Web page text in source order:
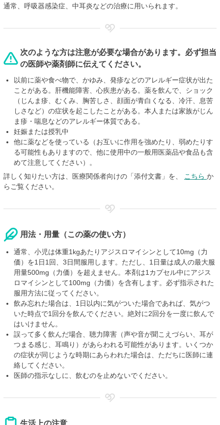
通常、呼吸器感染症、中耳炎などの治療に用いられます。
次のような方は注意が必要な場合があります。必ず担当
の医師や薬剤師に伝えてください。
以前に薬や食べ物で、かゆみ、発疹などのアレルギー症状が出た
ことがある。肝機能障害、心疾患がある。薬を飲んで、ショック
（じんま疹、むくみ、胸苦しさ、顔面が青白くなる、冷汗、息苦
しさなど）の症状を起こしたことがある。本人または家族がじん
ま疹・喘息などのアレルギー体質である。
妊娠または授乳中
他に薬などを使っている（お互いに作用を強めたり、弱めたりす
る可能性もありますので、他に使用中の一般用医薬品や食品も含
めて注意してください）。
詳しく知りたい方は、医療関係者向けの「添付文書」を、
こちら か
らご覧ください。
用法・用量（この薬の使い方）
通常、小児は体重1kgあたりアジスロマイシンとして10mg（力
価）を1日1回、3日間服用します。ただし、1日量は成人の最大服
用量500mg（力価）を超えません。本剤は1カプセル中にアジス
ロマイシンとして100mg（力価）を含有します。必ず指示された
服用方法に従ってください。
飲み忘れた場合は、1日以内に気がついた場合であれば、気がつ
いた時点で1回分を飲んでください。絶対に2回分を一度に飲んで
はいけません。
誤って多く飲んだ場合、聴力障害（声や音が聞こえづらい、耳が
つまる感じ、耳鳴り）があらわれる可能性があります。いくつか
の症状が同じような時期にあらわれた場合は、ただちに医師に連
絡してください。
医師の指示なしに、飲むのを止めないでください。
生活上の注意